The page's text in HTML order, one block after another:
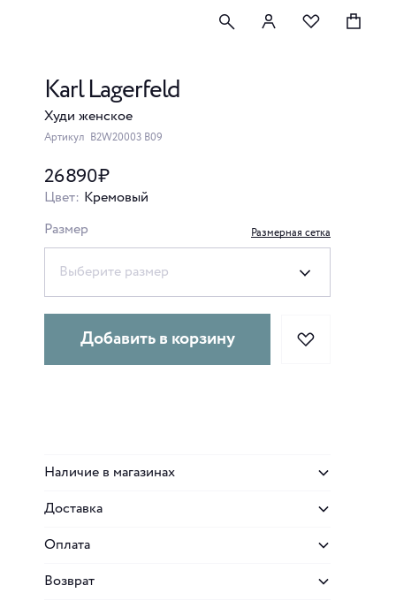
Karl Lagerfeld
Худи женское
Артикул B2W20003 B09
26 890 ₽
Цвет: Кремовый
Размер
Размерная сетка
Выберите размер
Добавить в корзину
Наличие в магазинах
Доставка
Оплата
Возврат